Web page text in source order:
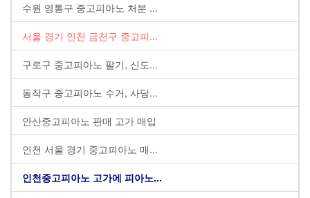
수원 영통구 중고피아노 처분 ...
서울 경기 인천 금천구 중고피...
구로구 중고피아노 팔기, 신도...
동작구 중고피아노 수거, 사당...
안산중고피아노 판매 고가 매입
인천 서울 경기 중고피아노 매...
인천중고피아노 고가에 피아노...